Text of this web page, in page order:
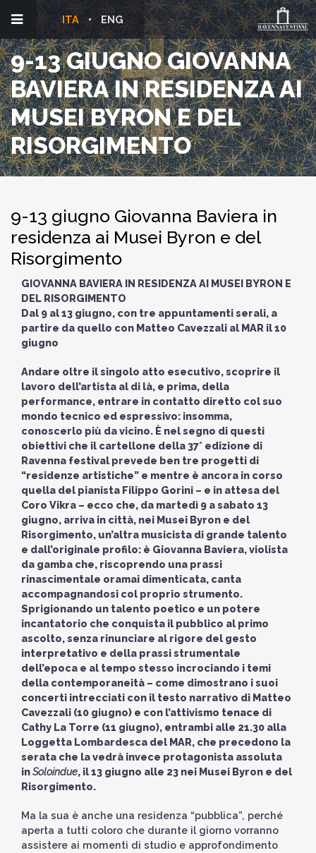
ENG
ITA
9-13 GIUGNO GIOVANNA
BAVIERA IN RESIDENZA AI
MUSEI BYRON E DEL
RISORGIMENTO
9-13 giugno Giovanna Baviera in
residenza ai Musei Byron e del
Risorgimento
GIOVANNA BAVIERA IN RESIDENZA AI MUSEI BYRON E
DEL RISORGIMENTO
Dal 9 al 13 giugno, con tre appuntamenti serali, a
partire da quello con Matteo Cavezzali al MAR il 10
giugno
Andare oltre il singolo atto esecutivo, scoprire il
lavoro dell’artista al di là, e prima, della
performance, entrare in contatto diretto col suo
mondo tecnico ed espressivo: insomma,
conoscerlo più da vicino. È nel segno di questi
obiettivi che il cartellone della 37° edizione di
Ravenna festival prevede ben tre progetti di
“residenze artistiche” e mentre è ancora in corso
quella del pianista Filippo Gorini – e in attesa del
Coro Vikra – ecco che, da martedì 9 a sabato 13
giugno, arriva in città, nei Musei Byron e del
Risorgimento, un’altra musicista di grande talento
e dall’originale profilo: è Giovanna Baviera, violista
da gamba che, riscoprendo una prassi
rinascimentale oramai dimenticata, canta
accompagnandosi col proprio strumento.
Sprigionando un talento poetico e un potere
incantatorio che conquista il pubblico al primo
ascolto, senza rinunciare al rigore del gesto
interpretativo e della prassi strumentale
dell’epoca e al tempo stesso incrociando i temi
della contemporaneità – come dimostrano i suoi
concerti intrecciati con il testo narrativo di Matteo
Cavezzali (10 giugno) e con l’attivismo tenace di
Cathy La Torre (11 giugno), entrambi alle 21.30 alla
Loggetta Lombardesca del MAR, che precedono la
serata che la vedrà invece protagonista assoluta
inSoloindue, il 13 giugno alle 23 nei Musei Byron e del
Risorgimento.
Ma la sua è anche una residenza “pubblica”, perché
aperta a tutti coloro che durante il giorno vorranno
assistere ai momenti di studio e approfondimento